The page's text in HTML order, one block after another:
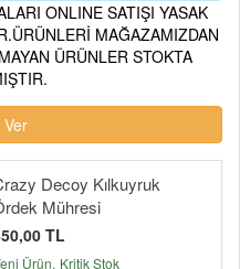
ONLINE SATIŞI YASAK
MAĞAZAMIZDAN
ÜRÜNLER STOKTA
Decoy Kılkuyruk
Mühresi
TL
Ürün Kritik Stok